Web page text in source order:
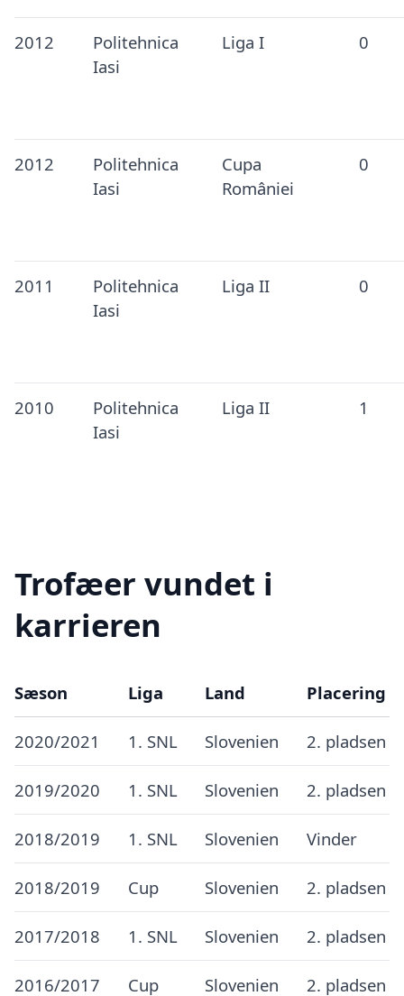
2012
Politehnica
Iasi
Liga I 0
2012
Politehnica
Iasi
Cupa
României
0
2011
Politehnica
Iasi
Liga II 0
2010
Politehnica
Iasi
Liga II 1
Trofæer vundet i
karrieren
Sæson Liga Land Placering
2020/2021 1. SNL Slovenien 2. pladsen
2019/2020 1. SNL Slovenien 2. pladsen
2018/2019 1. SNL Slovenien Vinder
2018/2019 Cup Slovenien 2. pladsen
2017/2018 1. SNL Slovenien 2. pladsen
2016/2017 Cup Slovenien 2. pladsen